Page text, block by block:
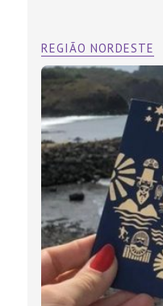
REGIÃO NORDESTE